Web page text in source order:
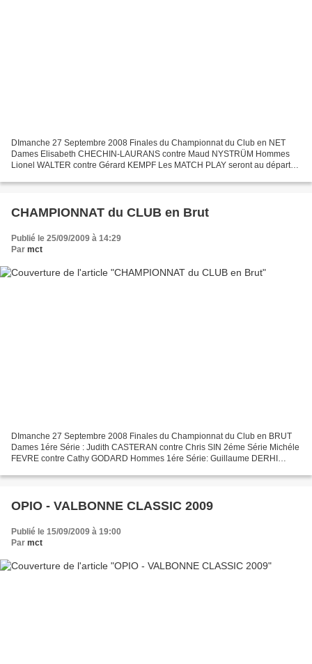
DImanche 27 Septembre 2008 Finales du Championnat du Club en NET
Dames Elisabeth CHECHIN-LAURANS contre Maud NYSTRÜM Hommes
Lionel WALTER contre Gérard KEMPF Les MATCH PLAY seront au départ
CHAMPIONNAT du CLUB en Brut
Publié le 25/09/2009 à 14:29
Par mct
DImanche 27 Septembre 2008 Finales du Championnat du Club en BRUT
Dames 1ére Série : Judith CASTERAN contre Chris SIN 2éme Série Michéle
FEVRE contre Cathy GODARD Hommes 1ére Série: Guillaume DERHI
OPIO - VALBONNE CLASSIC 2009
Publié le 15/09/2009 à 19:00
Par mct